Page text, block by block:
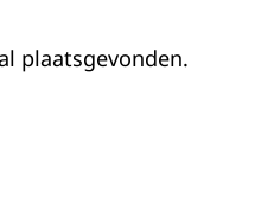
plaatsgevonden.